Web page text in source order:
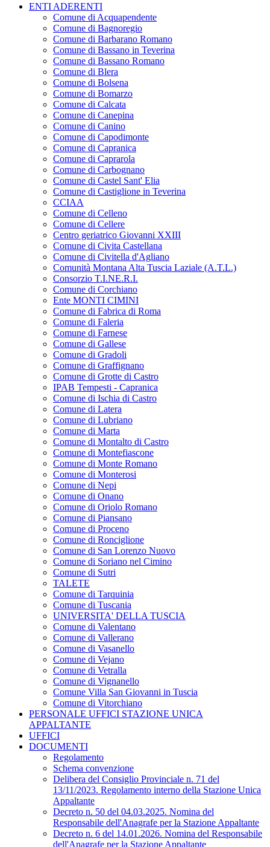
ENTI ADERENTI
Comune di Acquapendente
Comune di Bagnoregio
Comune di Barbarano Romano
Comune di Bassano in Teverina
Comune di Bassano Romano
Comune di Blera
Comune di Bolsena
Comune di Bomarzo
Comune di Calcata
Comune di Canepina
Comune di Canino
Comune di Capodimonte
Comune di Capranica
Comune di Caprarola
Comune di Carbognano
Comune di Castel Sant' Elia
Comune di Castiglione in Teverina
CCIAA
Comune di Celleno
Comune di Cellere
Centro geriatrico Giovanni XXIII
Comune di Civita Castellana
Comune di Civitella d'Agliano
Comunità Montana Alta Tuscia Laziale (A.T.L.)
Consorzio T.I.NE.R.I.
Comune di Corchiano
Ente MONTI CIMINI
Comune di Fabrica di Roma
Comune di Faleria
Comune di Farnese
Comune di Gallese
Comune di Gradoli
Comune di Graffignano
Comune di Grotte di Castro
IPAB Tempesti - Capranica
Comune di Ischia di Castro
Comune di Latera
Comune di Lubriano
Comune di Marta
Comune di Montalto di Castro
Comune di Montefiascone
Comune di Monte Romano
Comune di Monterosi
Comune di Nepi
Comune di Onano
Comune di Oriolo Romano
Comune di Piansano
Comune di Proceno
Comune di Ronciglione
Comune di San Lorenzo Nuovo
Comune di Soriano nel Cimino
Comune di Sutri
TALETE
Comune di Tarquinia
Comune di Tuscania
UNIVERSITA' DELLA TUSCIA
Comune di Valentano
Comune di Vallerano
Comune di Vasanello
Comune di Vejano
Comune di Vetralla
Comune di Vignanello
Comune Villa San Giovanni in Tuscia
Comune di Vitorchiano
PERSONALE UFFICI STAZIONE UNICA
APPALTANTE
UFFICI
DOCUMENTI
Regolamento
Schema convenzione
Delibera del Consiglio Provinciale n. 71 del
13/11/2023. Regolamento interno della Stazione Unica
Appaltante
Decreto n. 50 del 04.03.2025. Nomina del
Responsabile dell'Anagrafe per la Stazione Appaltante
Decreto n. 6 del 14.01.2026. Nomina del Responsabile
dell'Anagrafe per la Stazione Appaltante